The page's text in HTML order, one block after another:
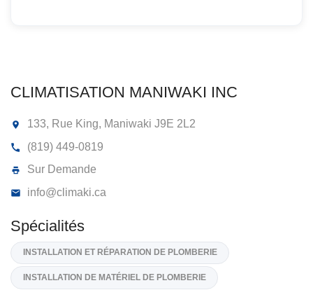
CLIMATISATION MANIWAKI INC
133, Rue King, Maniwaki
(819) 449-0819
Sur Demande